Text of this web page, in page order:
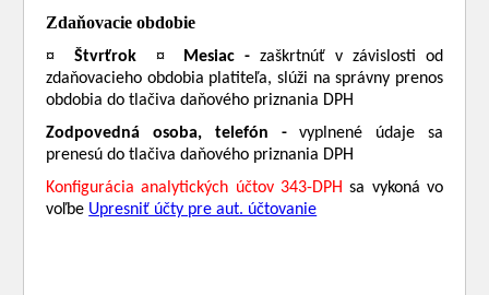
Zdaňovacie obdobie
¤ Štvrťrok ¤Mesiac -zaškrtnúť v závislosti od
zdaňovacieho obdobia platiteľa, slúži na správny prenos
obdobia do tlačiva daňového priznania DPH
Zodpovedná osoba, telefón -vyplnené údaje sa
prenesú do tlačiva daňového priznania DPH
Konfigurácia analytických účtov 343-DPHsa vykoná vo
voľbe Upresniť účty pre aut. účtovanie